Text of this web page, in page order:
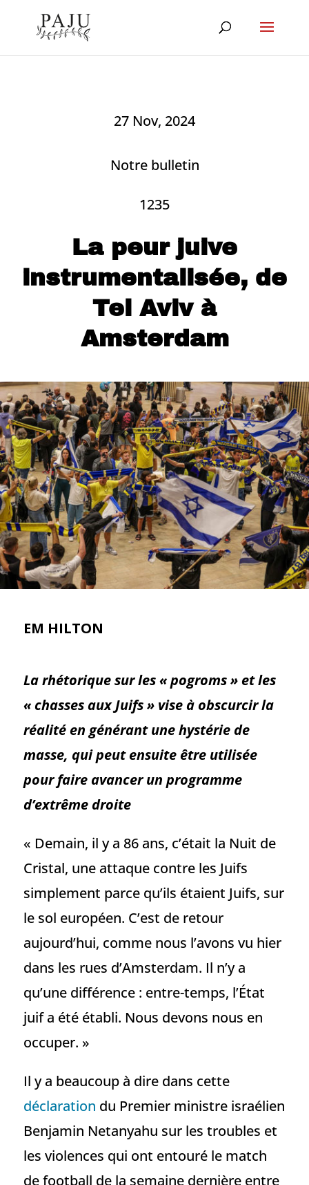
27 Nov, 2024
Notre bulletin
1235
La peur juive
instrumentalisée, de
Tel Aviv à
Amsterdam
EM HILTON
La rhétorique sur les « pogroms » et les
« chasses aux Juifs » vise à obscurcir la
réalité en générant une hystérie de
masse, qui peut ensuite être utilisée
pour faire avancer un programme
d’extrême droite
« Demain, il y a 86 ans, c’était la Nuit de
Cristal, une attaque contre les Juifs
simplement parce qu’ils étaient Juifs, sur
le sol européen. C’est de retour
aujourd’hui, comme nous l’avons vu hier
dans les rues d’Amsterdam. Il n’y a
qu’une différence : entre-temps, l’État
juif a été établi. Nous devons nous en
occuper. »
Il y a beaucoup à dire dans cette
déclaration du Premier ministre israélien
Benjamin Netanyahu sur les troubles et
les violences qui ont entouré le match
de football de la semaine dernière entre